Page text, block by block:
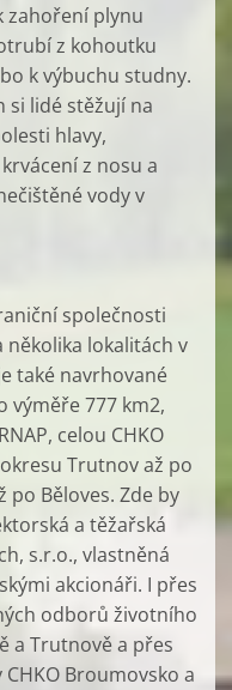
zahoření plynu
z kohoutku
k výbuchu studny.
si lidé stěžují na
hlavy,
z nosu a
vody v
společnosti
lokalitách v
také navrhované
výměře 777 km2,
celou CHKO
Trutnov až po
po Běloves. Zde by
a těžařská
s.r.o., vlastněná
akcionáři. I přes
odborů životního
a Trutnově a přes
Broumovsko a